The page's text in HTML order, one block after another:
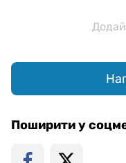
Поширити у